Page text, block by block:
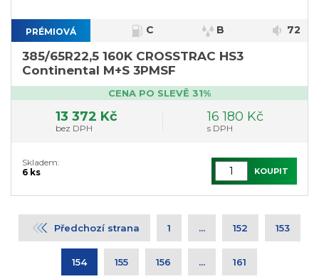
PRÉMIOVÁ C B 72
385/65R22,5 160K CROSSTRAC HS3
Continental M+S 3PMSF
CENA PO SLEVĚ 31%
13 372 Kč
bez DPH
16 180 Kč
s DPH
Skladem:
6 ks
KOUPIT
Předchozí strana 1 ... 152 153
154 155 156 ... 161